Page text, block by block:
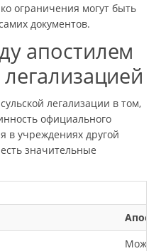
ограничения могут быть
документов.
апостилем
легализации в том,
официального
в учреждениях другой
значительные
Может